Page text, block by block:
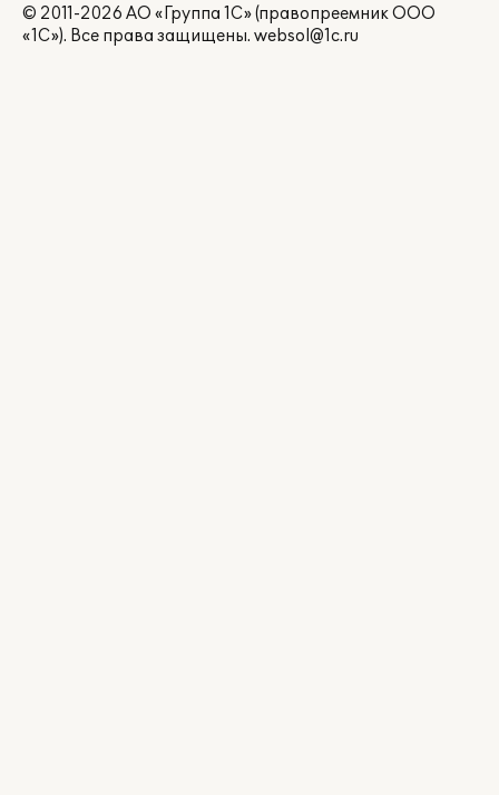
© 2011-2026 АО «Группа 1С» (правопреемник ООО
«1С»). Все права защищены. websol@1c.ru